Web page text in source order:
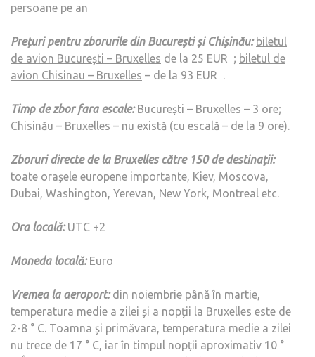
persoane pe an
Prețuri pentru zborurile din București și Chișinău: biletul
de avion București – Bruxelles de la 25 EUR ; biletul de
avion Chisinau – Bruxelles – de la 93 EUR .
Timp de zbor fara escale:București – Bruxelles – 3 ore;
Chisinău – Bruxelles – nu există (cu escală – de la 9 ore).
Zboruri directe de la Bruxelles către 150 de destinații:
toate orașele europene importante, Kiev, Moscova,
Dubai, Washington, Yerevan, New York, Montreal etc.
Ora locală:UTC +2
Moneda locală: Euro
Vremea la aeroport:din noiembrie până în martie,
temperatura medie a zilei și a nopții la Bruxelles este de
2-8 ° C. Toamna și primăvara, temperatura medie a zilei
nu trece de 17 ° C, iar în timpul nopții aproximativ 10 °